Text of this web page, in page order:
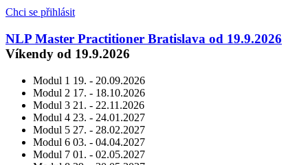
Chci se přihlásit
NLP Master Practitioner Bratislava od 19.9.2026
Víkendy od 19.9.2026
Modul 1 19. - 20.09.2026
Modul 2 17. - 18.10.2026
Modul 3 21. - 22.11.2026
Modul 4 23. - 24.01.2027
Modul 5 27. - 28.02.2027
Modul 6 03. - 04.04.2027
Modul 7 01. - 02.05.2027